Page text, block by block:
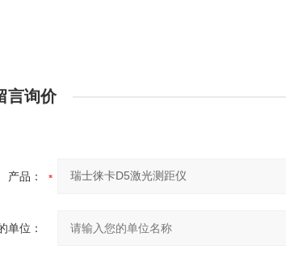
言询价
产品：
单位：